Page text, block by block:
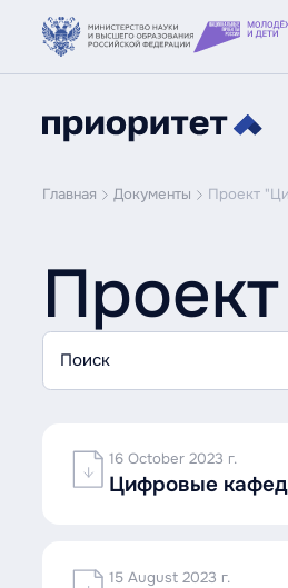
Главная Документы Проект
16 October 2023 г.
Цифровые
15 August 2023 г.